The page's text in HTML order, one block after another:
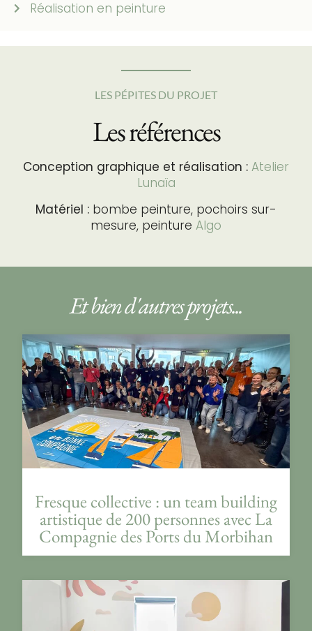
Réalisation en peinture
LES PÉPITES DU PROJET
Les références
Conception graphique et réalisation : Atelier
Lunaïa
Matériel : bombe peinture, pochoirs sur-
mesure, peinture Algo
Et bien d'autres projets...
Fresque collective : un team building
artistique de 200 personnes avec La
Compagnie des Ports du Morbihan